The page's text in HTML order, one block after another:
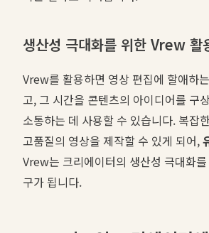
생산성 극대화를 위한 Vrew 활
Vrew를 활용하면 영상 편집에 할애하
고, 그 시간을 콘텐츠의 아이디어를 구
소통하는 데 사용할 수 있습니다. 복잡
고품질의 영상을 제작할 수 있게 되어,
Vrew는 크리에이터의 생산성 극대화
구가 됩니다.